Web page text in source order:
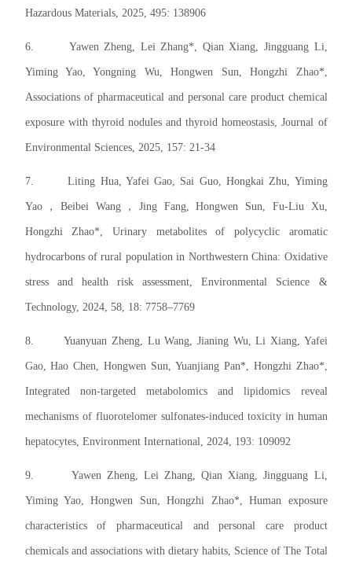
Hazardous Materials, 2025, 495: 138906
6. Yawen Zheng, Lei Zhang*, Qian Xiang, Jingguang Li,
Yiming Yao, Yongning Wu, Hongwen Sun, Hongzhi Zhao*,
Associations of pharmaceutical and personal care product chemical
exposure with thyroid nodules and thyroid homeostasis, Journal of
Environmental Sciences, 2025, 157: 21-34
7.Liting Hua, Yafei Gao, Sai Guo, Hongkai Zhu, Yiming
Yao，Beibei Wang，Jing Fang, Hongwen Sun, Fu-Liu Xu,
Hongzhi Zhao*, Urinary metabolites of polycyclic aromatic
hydrocarbons of rural population in Northwestern China: Oxidative
stress and health risk assessment, Environmental Science &
Technology, 2024, 58, 18: 7758–7769
8.Yuanyuan Zheng, Lu Wang, Jianing Wu, Li Xiang, Yafei
Gao, Hao Chen, Hongwen Sun, Yuanjiang Pan*, Hongzhi Zhao*,
Integrated non-targeted metabolomics and lipidomics reveal
mechanisms of fluorotelomer sulfonates-induced toxicity in human
hepatocytes, Environment International, 2024, 193: 109092
9. Yawen Zheng, Lei Zhang, Qian Xiang, Jingguang Li,
Yiming Yao, Hongwen Sun, Hongzhi Zhao*, Human exposure
characteristics of pharmaceutical and personal care product
chemicals and associations with dietary habits, Science of The Total